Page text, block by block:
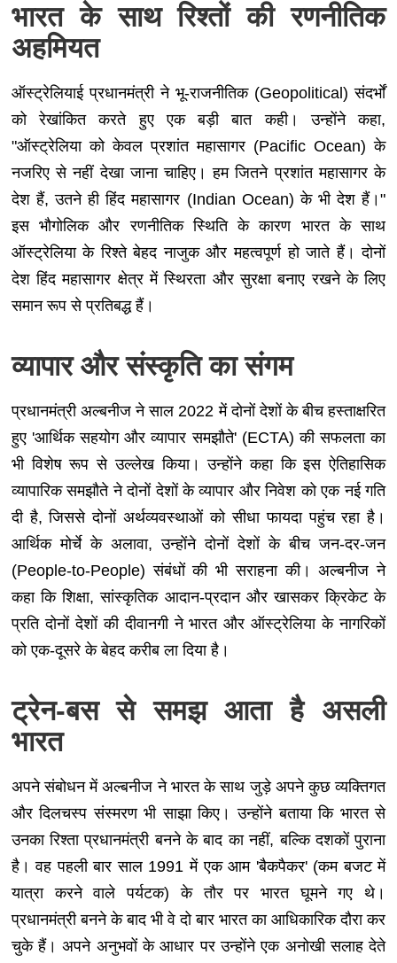
भारत के साथ रिश्तों की रणनीतिक
अहमियत
ऑस्ट्रेलियाई प्रधानमंत्री ने भू-राजनीतिक (Geopolitical) संदर्भों
को रेखांकित करते हुए एक बड़ी बात कही। उन्होंने कहा,
"ऑस्ट्रेलिया को केवल प्रशांत महासागर (Pacific Ocean) के
नजरिए से नहीं देखा जाना चाहिए। हम जितने प्रशांत महासागर के
देश हैं, उतने ही हिंद महासागर (Indian Ocean) के भी देश हैं।"
इस भौगोलिक और रणनीतिक स्थिति के कारण भारत के साथ
ऑस्ट्रेलिया के रिश्ते बेहद नाजुक और महत्वपूर्ण हो जाते हैं। दोनों
देश हिंद महासागर क्षेत्र में स्थिरता और सुरक्षा बनाए रखने के लिए
समान रूप से प्रतिबद्ध हैं।
व्यापार और संस्कृति का संगम
प्रधानमंत्री अल्बनीज ने साल 2022 में दोनों देशों के बीच हस्ताक्षरित
हुए 'आर्थिक सहयोग और व्यापार समझौते' (ECTA) की सफलता का
भी विशेष रूप से उल्लेख किया। उन्होंने कहा कि इस ऐतिहासिक
व्यापारिक समझौते ने दोनों देशों के व्यापार और निवेश को एक नई गति
दी है, जिससे दोनों अर्थव्यवस्थाओं को सीधा फायदा पहुंच रहा है।
आर्थिक मोर्चे के अलावा, उन्होंने दोनों देशों के बीच जन-दर-जन
(People-to-People) संबंधों की भी सराहना की। अल्बनीज ने
कहा कि शिक्षा, सांस्कृतिक आदान-प्रदान और खासकर क्रिकेट के
प्रति दोनों देशों की दीवानगी ने भारत और ऑस्ट्रेलिया के नागरिकों
को एक-दूसरे के बेहद करीब ला दिया है।
ट्रेन-बस से समझ आता है असली
भारत
अपने संबोधन में अल्बनीज ने भारत के साथ जुड़े अपने कुछ व्यक्तिगत
और दिलचस्प संस्मरण भी साझा किए। उन्होंने बताया कि भारत से
उनका रिश्ता प्रधानमंत्री बनने के बाद का नहीं, बल्कि दशकों पुराना
है। वह पहली बार साल 1991 में एक आम 'बैकपैकर' (कम बजट में
यात्रा करने वाले पर्यटक) के तौर पर भारत घूमने गए थे।
प्रधानमंत्री बनने के बाद भी वे दो बार भारत का आधिकारिक दौरा कर
चुके हैं। अपने अनुभवों के आधार पर उन्होंने एक अनोखी सलाह देते